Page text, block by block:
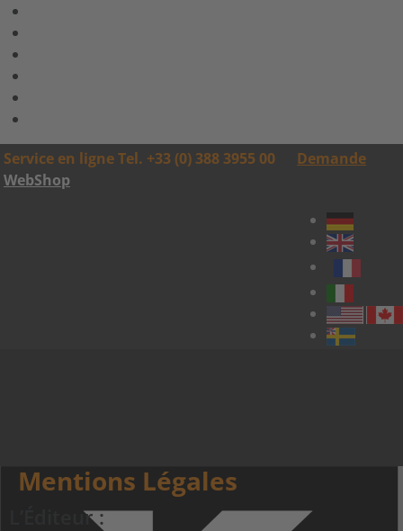
Service en ligne Tel. +33 (0) 388 3955 00
Demande
WebShop
Mentions Légales
L’Éditeur :